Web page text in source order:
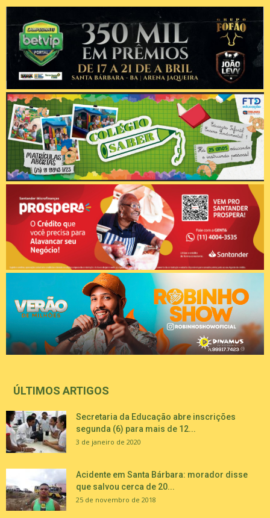
ÚLTIMOS ARTIGOS
Secretaria da Educação abre inscrições
segunda (6) para mais de 12...
3 de janeiro de 2020
Acidente em Santa Bárbara: morador disse
que salvou cerca de 20...
25 de novembro de 2018